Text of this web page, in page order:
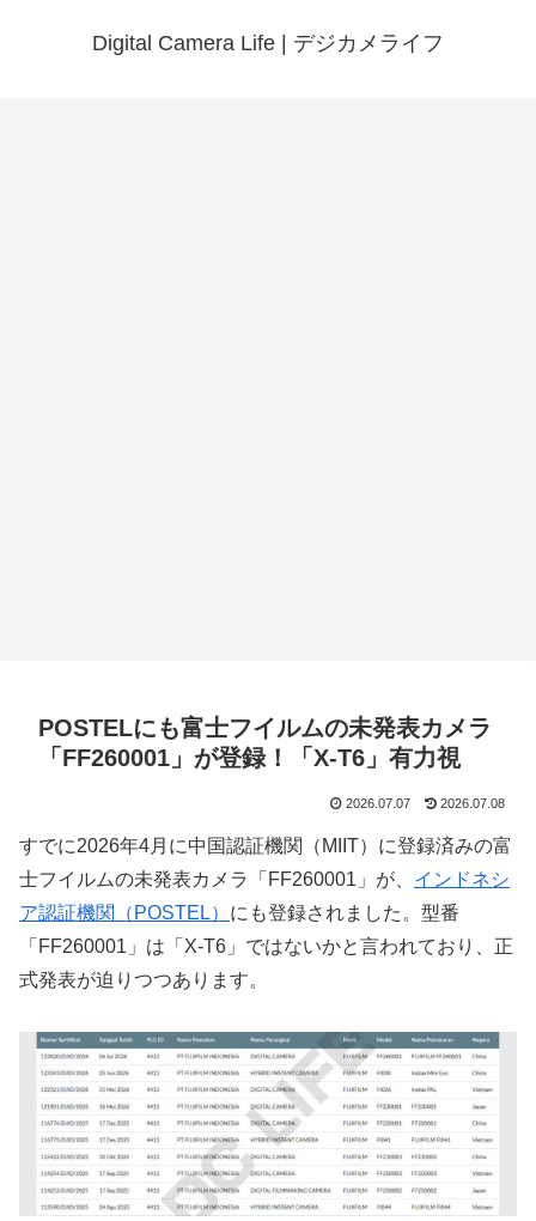
Digital Camera Life | デジカメライフ
POSTELにも富士フイルムの未発表カメラ
「FF260001」が登録！「X-T6」有力視
2026.07.07 2026.07.08
すでに2026年4月に中国認証機関（MIIT）に登録済みの富
士フイルムの未発表カメラ「FF260001」が、 インドネシ
ア認証機関（POSTEL） にも登録されました。型番
「FF260001」は「X-T6」ではないかと言われており、正
式発表が迫りつつあります。